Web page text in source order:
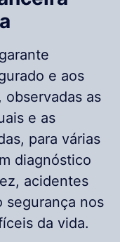
e aos
as
e as
para várias
diagnóstico
acidentes
segurança nos
da vida.